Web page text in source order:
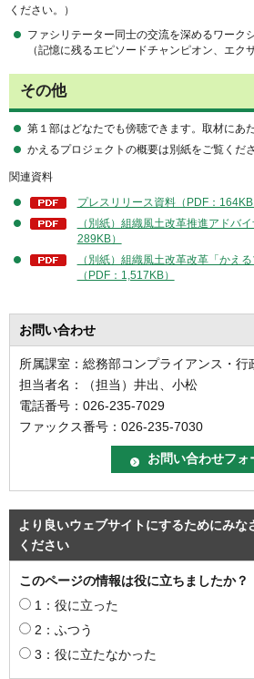
ください。）
ファシリテーター同士の交流を深めるワーク
（記憶に残るエピソードチャンピオン、エク
その他
第１部はどなたでも傍聴できます。取材にあ
かえるプロジェクトの概要は別紙をご覧くださ
関連資料
プレスリリース資料（PDF：164KB
（別紙）組織風土改革推進アドバ
289KB）
（別紙）組織風土改革改革「かえ
（PDF：1,517KB）
お問い合わせ
所属課室：総務部コンプライアンス・行
担当者名：（担当）井出、小松
電話番号：026-235-7029
ファックス番号：026-235-7030
より良いウェブサイトにするためにみな
ください
このページの情報は役に立ちましたか？
1：役に立った
2：ふつう
3：役に立たなかった